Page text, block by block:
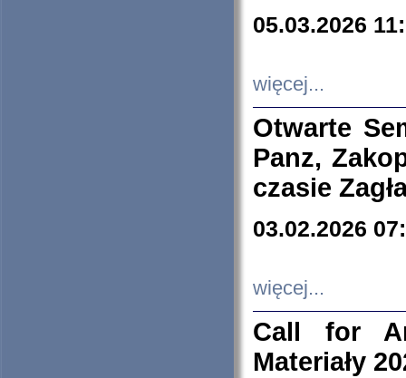
05.03.2026
więcej...
Otwarte
Panz,
czasie
03.02.2026
więcej...
Call for
Materiały